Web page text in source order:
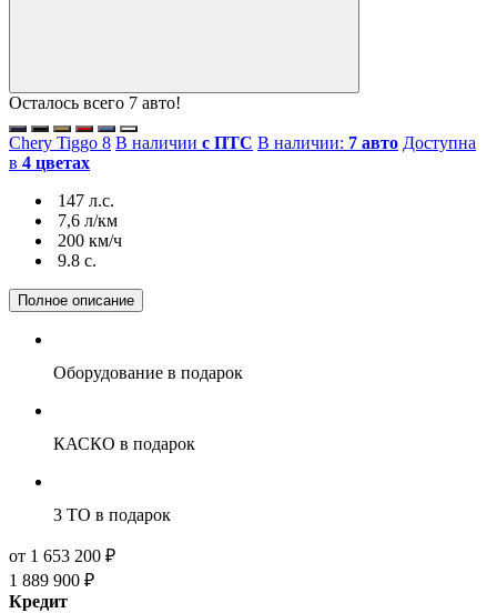
Осталось всего 7 авто!
Chery Tiggo 8 В наличии с ПТС В наличии: 7 авто Доступна
в 4 цветах
147 л.с.
7,6 л/км
200 км/ч
9.8 c.
Полное описание
Оборудование в подарок
КАСКО в подарок
3 ТО в подарок
от 1 653 200 ₽
1 889 900 ₽
Кредит